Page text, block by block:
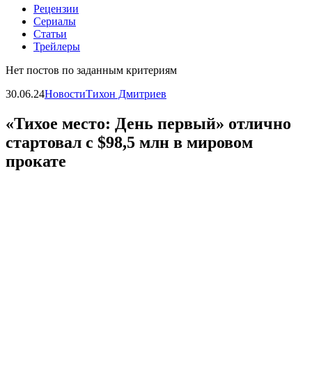
Рецензии
Сериалы
Статьи
Трейлеры
Нет постов по заданным критериям
30.06.24НовостиТихон Дмитриев
«Тихое место: День первый» отлично
стартовал с $98,5 млн в мировом
прокате